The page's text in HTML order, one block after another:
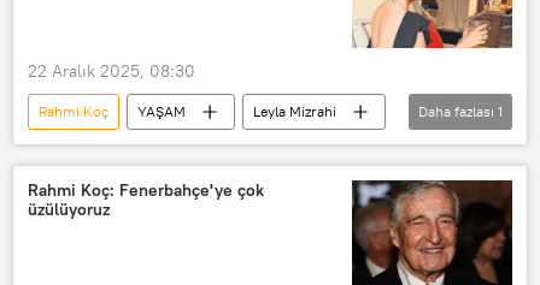
22 Aralık 2025, 08:30
Rahmi Koç YAŞAM
Leyla Mizrahi
Kemal Aktaş
Daha fazlası 1
Rahmi Koç: Fenerbahçe'ye çok
üzülüyoruz